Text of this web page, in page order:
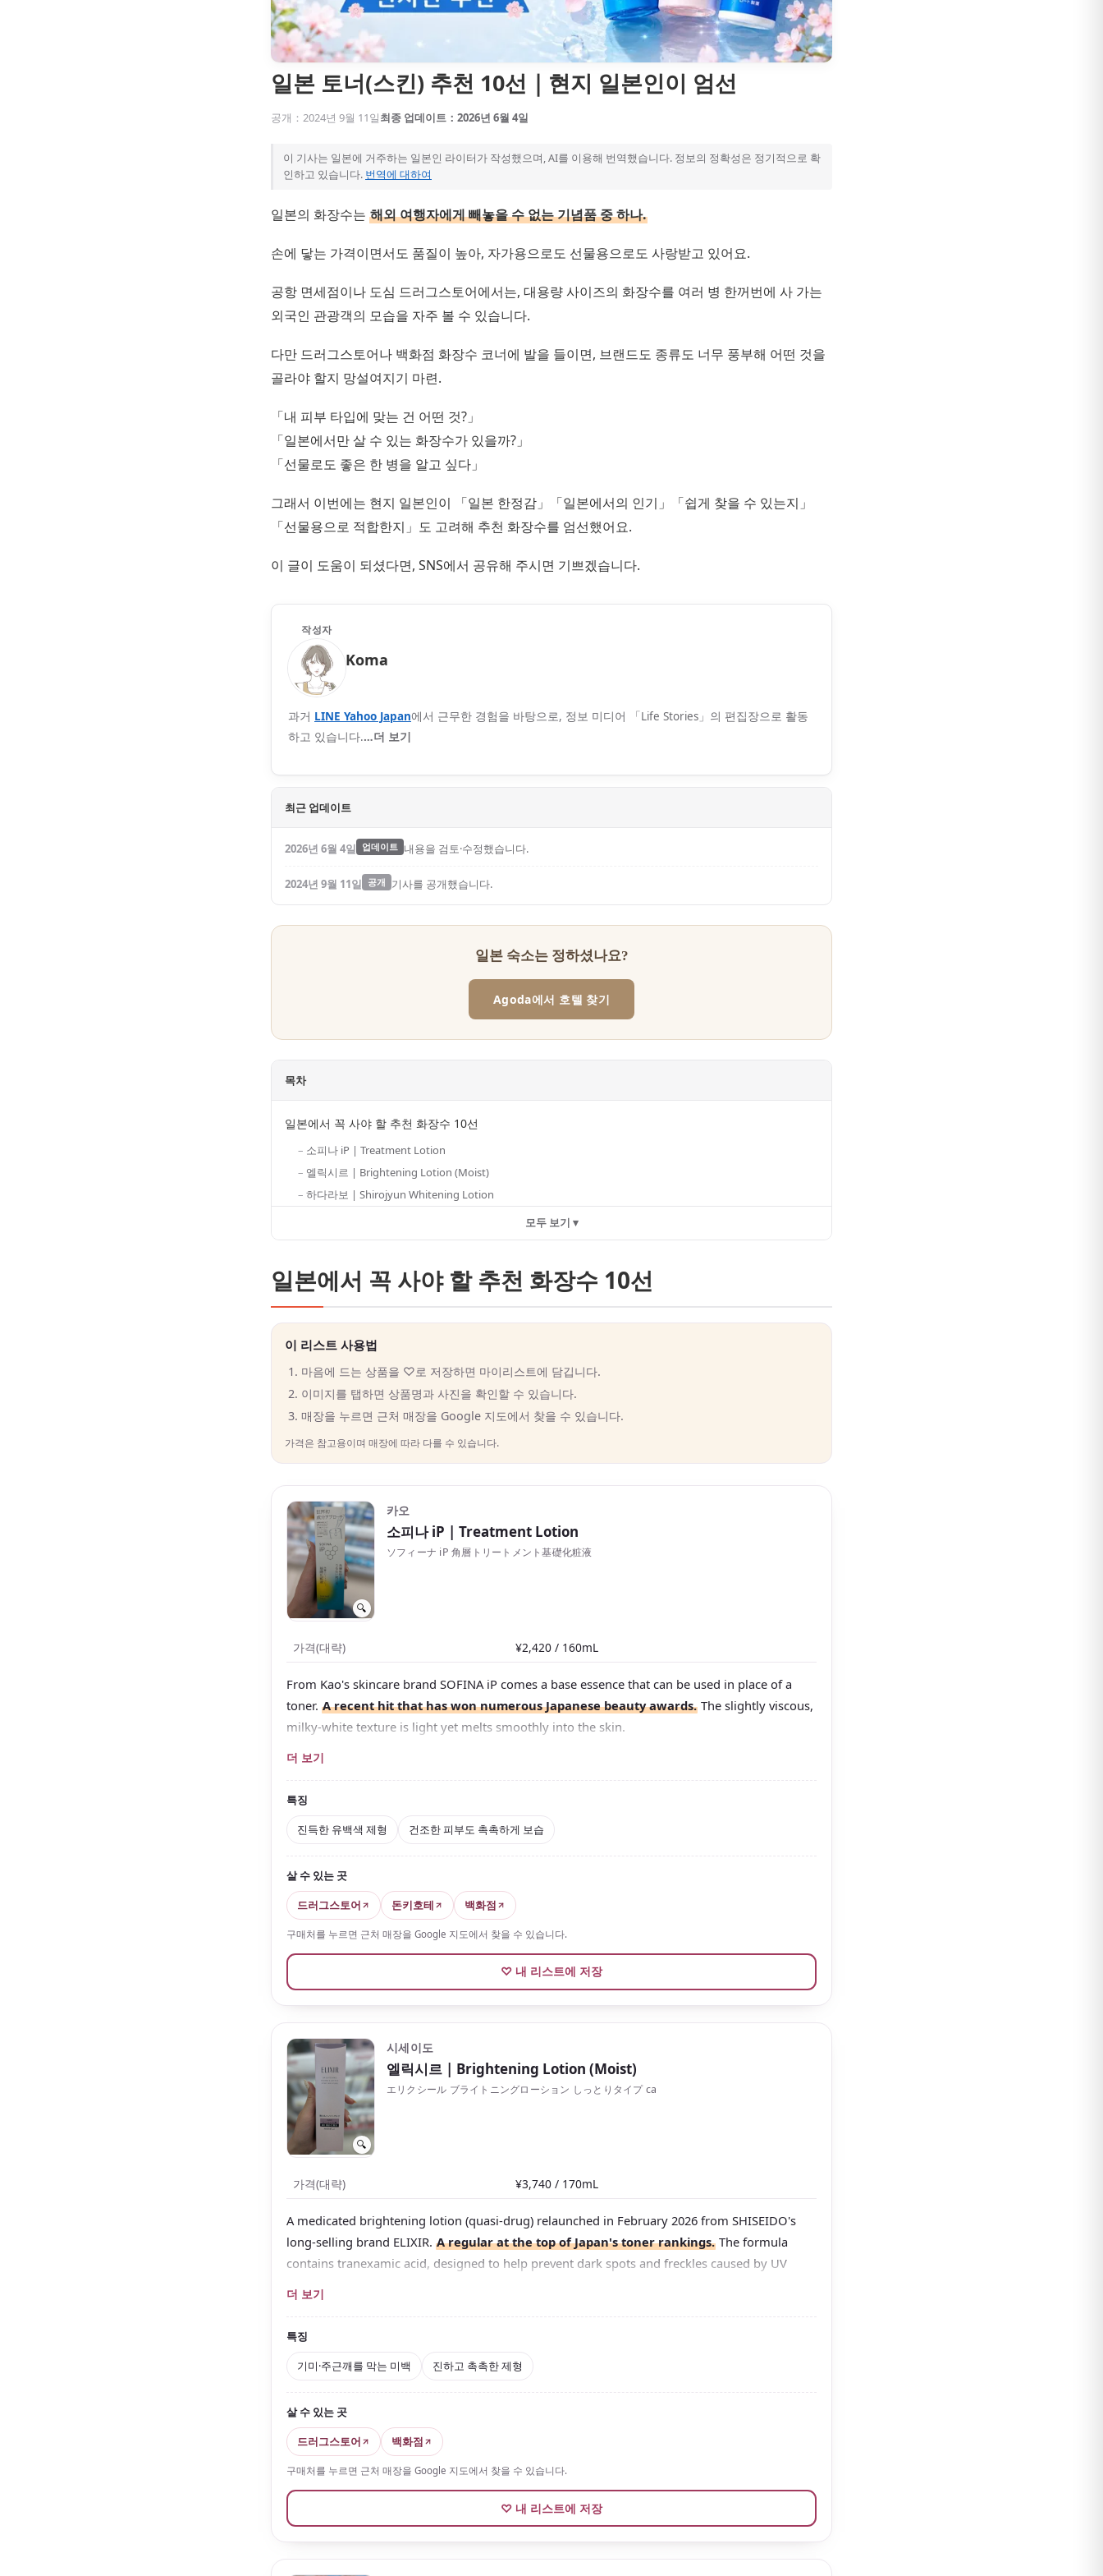
일본 토너(스킨) 추천 10선｜현지 일본인이 엄선
공개：2024년 9월 11일최종 업데이트：2026년 6월 4일
이 기사는 일본에 거주하는 일본인 라이터가 작성했으며, AI를 이용해 번역했습니다. 정보의 정확성은 정기적으로 확
인하고 있습니다. 번역에 대하여
일본의 화장수는 해외 여행자에게 빼놓을 수 없는 기념품 중 하나.
손에 닿는 가격이면서도 품질이 높아, 자가용으로도 선물용으로도 사랑받고 있어요.
공항 면세점이나 도심 드러그스토어에서는, 대용량 사이즈의 화장수를 여러 병 한꺼번에 사 가는
외국인 관광객의 모습을 자주 볼 수 있습니다.
다만 드러그스토어나 백화점 화장수 코너에 발을 들이면, 브랜드도 종류도 너무 풍부해 어떤 것을
골라야 할지 망설여지기 마련.
「내 피부 타입에 맞는 건 어떤 것?」
「일본에서만 살 수 있는 화장수가 있을까?」
「선물로도 좋은 한 병을 알고 싶다」
그래서 이번에는 현지 일본인이 「일본 한정감」「일본에서의 인기」「쉽게 찾을 수 있는지」
「선물용으로 적합한지」도 고려해 추천 화장수를 엄선했어요.
이 글이 도움이 되셨다면, SNS에서 공유해 주시면 기쁘겠습니다.
작성자
Koma
과거 LINE Yahoo Japan에서 근무한 경험을 바탕으로, 정보 미디어 「Life Stories」의 편집장으로 활동
하고 있습니다.…더 보기
최근 업데이트
2026년 6월 4일 업데이트 내용을 검토·수정했습니다.
2024년 9월 11일 공개 기사를 공개했습니다.
일본 숙소는 정하셨나요?
Agoda에서 호텔 찾기
목차
일본에서 꼭 사야 할 추천 화장수 10선
소피나 iP | Treatment Lotion
엘릭시르 | Brightening Lotion (Moist)
하다라보 | Shirojyun Whitening Lotion
모두 보기 ▾
일본에서 꼭 사야 할 추천 화장수 10선
이 리스트 사용법
마음에 드는 상품을 ♡로 저장하면 마이리스트에 담깁니다.
이미지를 탭하면 상품명과 사진을 확인할 수 있습니다.
매장을 누르면 근처 매장을 Google 지도에서 찾을 수 있습니다.
가격은 참고용이며 매장에 따라 다를 수 있습니다.
🔍
카오
소피나 iP | Treatment Lotion
ソフィーナ iP 角層トリートメント基礎化粧液
가격(대략) ¥2,420 / 160mL
From Kao's skincare brand SOFINA iP comes a base essence that can be used in place of a
toner. A recent hit that has won numerous Japanese beauty awards. The slightly viscous,
milky-white texture is light yet melts smoothly into the skin.
It combines a unique hydrating ingredient that helps lock in moisture with ceramide care,
helping to soothe skin that tends to feel dry. The clear floral scent is also well-regarded.
You can pick between a 160 mL bottle or the 320 mL BIG size — the larger for personal use,
whilethe regular size is just the right volume for travel or as a souvenir
더 보기
특징
진득한 유백색 제형
건조한 피부도 촉촉하게 보습
살 수 있는 곳
드러그스토어
돈키호테 백화점
구매처를 누르면 근처 매장을 Google 지도에서 찾을 수 있습니다.
♡ 내 리스트에 저장
🔍
시세이도
엘릭시르 | Brightening Lotion (Moist)
エリクシール ブライトニングローション しっとりタイプ ca
가격(대략) ¥3,740 / 170mL
A medicated brightening lotion (quasi-drug) relaunched in February 2026 from SHISEIDO's
long-selling brand ELIXIR. A regular at the top of Japan's toner rankings. The formula
contains tranexamic acid, designed to help prevent dark spots and freckles caused by UV
The Moist type has a rich, slightly thick texture that settles gently into the skin. It's popular
among older skincare lovers who also want age-care benefits.
A 150 mL refill is also available, so it's easy to keep using long-term.
더 보기
특징
기미·주근깨를 막는 미백
진하고 촉촉한 제형
살 수 있는 곳
드러그스토어
백화점
구매처를 누르면 근처 매장을 Google 지도에서 찾을 수 있습니다.
♡ 내 리스트에 저장